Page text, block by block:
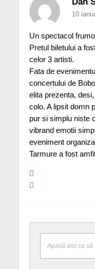
Dan
10
Un spectacol
Pretul biletului a
celor 3 artisti.
Fata de
concertului de
elita prezenta,
colo. A lipsit domn
pur si simplu niste
vibrand emotii
eveniment
Tarmure a fost
Apasă aici ca să